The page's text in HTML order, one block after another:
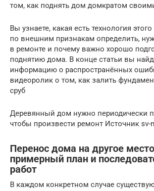
том, как поднять дом домкратом
Вы узнаете, какая есть технология
по внешним признакам определить,
в ремонте и почему важно хорошо
поднятию дома. В конце статьи вы
информацию о распространённых
видеоролик о том, как залить
сруб
Деревянный дом нужно периодически
чтобы произвести ремонт Источник sv-
Перенос дома на другое
примерный план и
работ
В каждом конкретном случае